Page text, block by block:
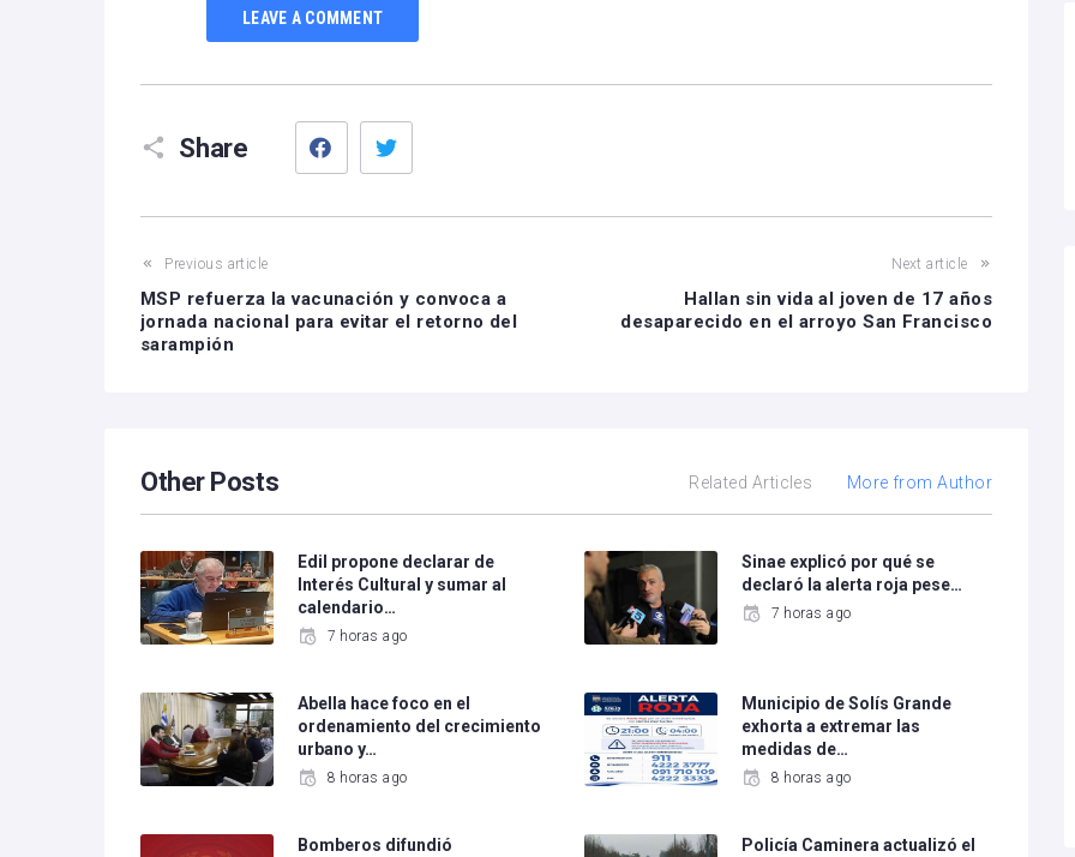
LEAVE A COMMENT
Share
Facebook
Previous article
MSP refuerza la vacunación y convoca a
jornada nacional para evitar el retorno del
sarampión
Next article
Hallan sin vida al joven de 17 años
desaparecido en el arroyo San Francisco
Other Posts Related Articles More from Author
Edil propone declarar de
Interés Cultural y sumar al
calendario…
7 horas ago
Sinae explicó por qué se
declaró la alerta roja pese…
7 horas ago
Abella hace foco en el
ordenamiento del crecimiento
urbano y…
8 horas ago
Municipio de Solís Grande
exhorta a extremar las
medidas de…
8 horas ago
Bomberos difundió
Policía Caminera actualizó el